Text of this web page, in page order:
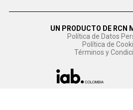
UN PRODUCTO DE RCN
Política de Datos
Política de
Términos y